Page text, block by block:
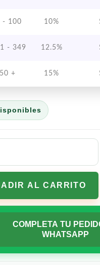
- 100 10%
- 349 12.5%
+ 15%
AL CARRITO
COMPLETA TU
WHATSAPP